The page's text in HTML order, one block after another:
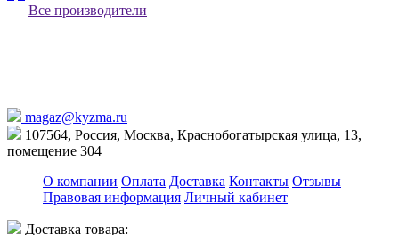
Все производители
magaz@kyzma.ru
107564, Россия, Москва, Краснобогатырская улица, 13,
помещение 304
О компании Оплата Доставка Контакты Отзывы
Правовая информация Личный кабинет
Доставка товара: